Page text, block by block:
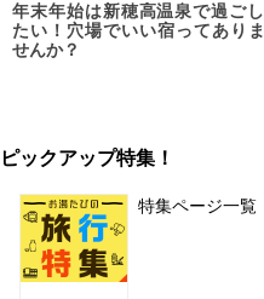
年末年始は新穂高温泉で過ごし
たい！穴場でいい宿ってありま
せんか？
ピックアップ特集！
特集ページ一覧